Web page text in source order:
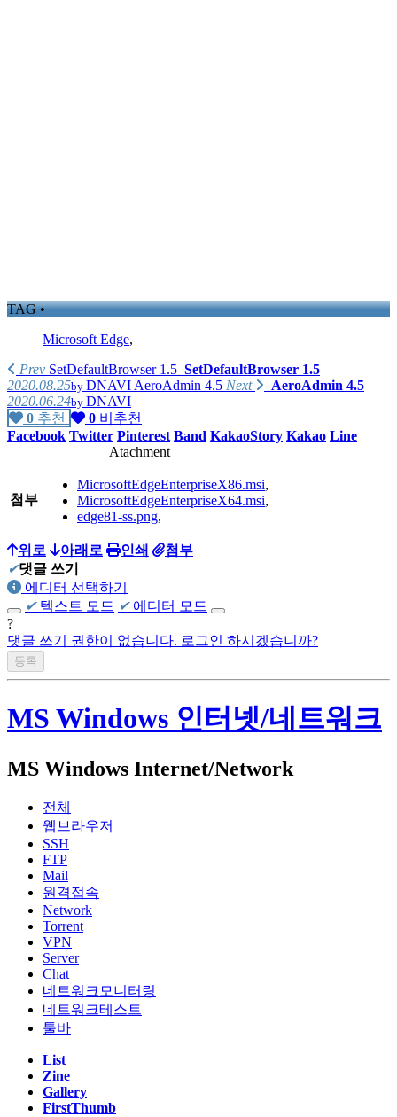
TAG •
Microsoft Edge,
Prev SetDefaultBrowser 1.5 SetDefaultBrowser 1.5
2020.08.25by DNAVI AeroAdmin 4.5 Next
AeroAdmin 4.5
2020.06.24by DNAVI
0 추천 0 비추천
Facebook Twitter Pinterest Band KakaoStory Kakao Line
Atachment
첨부
MicrosoftEdgeEnterpriseX86.msi,
MicrosoftEdgeEnterpriseX64.msi,
edge81-ss.png,
위로 아래로 인쇄
첨부
✔댓글 쓰기
에디터 선택하기
✔ 텍스트 모드 ✔ 에디터 모드
?
댓글 쓰기 권한이 없습니다. 로그인 하시겠습니까?
MS Windows 인터넷/네트워크
MS Windows Internet/Network
전체
웹브라우저
SSH
FTP
Mail
원격접속
Network
Torrent
VPN
Server
Chat
네트워크모니터링
네트워크테스트
툴바
List
Zine
Gallery
FirstThumb